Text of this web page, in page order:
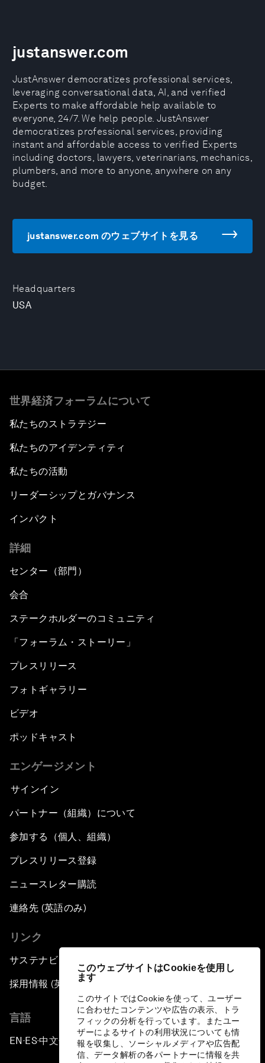
このウェブサイトはCookieを使用し
ます
このサイトではCookieを使って、ユーザー
に合わせたコンテンツや広告の表示、トラ
フィックの分析を行っています。またユー
ザーによるサイトの利用状況についても情
報を収集し、ソーシャルメディアや広告配
信、データ解析の各パートナーに情報を共
Headquarters
USA
justanswer.com
JustAnswer democratizes professional services,
leveraging conversational data, AI, and verified
Experts to make affordable help available to
everyone, 24/7. We help people. JustAnswer
democratizes professional services, providing
instant and affordable access to verified Experts
including doctors, lawyers, veterinarians, mechanics,
plumbers, and more to anyone, anywhere on any
budget.
justanswer.com のウェブサイトを見る
世界経済フォーラムについて
私たちのストラテジー
私たちのアイデンティティ
私たちの活動
リーダーシップとガバナンス
インパクト
詳細
センター（部門）
会合
ステークホルダーのコミュニティ
「フォーラム・ストーリー」
プレスリリース
フォトギャラリー
ビデオ
ポッドキャスト
エンゲージメント
サインイン
パートナー（組織）について
参加する（個人、組織）
プレスリリース登録
ニュースレター購読
連絡先 (英語のみ)
リンク
サステナビリティへの取り組み
採用情報 (英語のみ)
言語
EN ▪ES▪中文▪ 日本語